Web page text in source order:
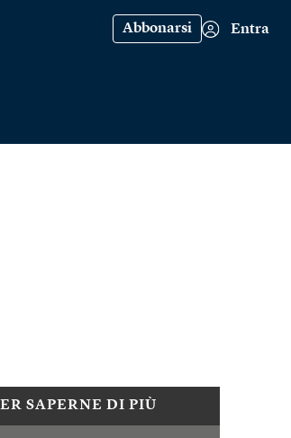
Abbonarsi Entra
SAPERNE DI PIÙ